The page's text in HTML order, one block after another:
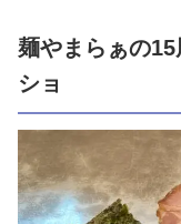
麺やまらぁの
ショ